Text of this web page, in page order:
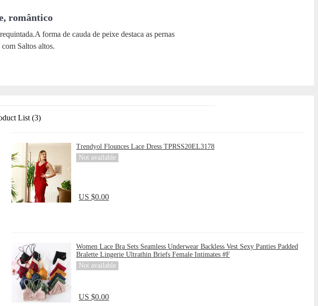
romântico
forma de cauda de peixe destaca as pernas
Saltos altos.
List (3)
Trendyol Flounces Lace Dress TPRSS20EL3178
Not available
US $0.00
Women Lace Bra Sets Seamless Underwear Backless Vest Sexy Panties Padded
Bralette Lingerie Ultrathin Briefs Female Intimates #F
Not available
US $0.00